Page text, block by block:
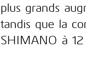
plus grands
tandis que la
SHIMANO à